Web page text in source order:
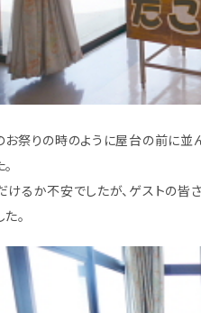
お祭りの時のように屋台の前に並
るか不安でしたが、ゲストの皆さ
。